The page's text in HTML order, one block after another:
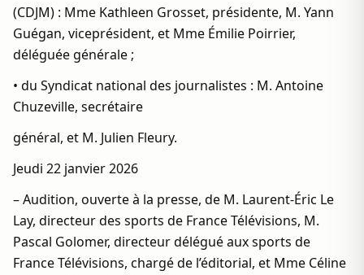
(CDJM) : Mme Kathleen Grosset, présidente, M. Yann
Guégan, viceprésident, et Mme Émilie Poirrier,
déléguée générale ;
• du Syndicat national des journalistes : M. Antoine
Chuzeville, secrétaire
général, et M. Julien Fleury.
Jeudi 22 janvier 2026
– Audition, ouverte à la presse, de M. Laurent-Éric Le
Lay, directeur des sports de France Télévisions, M.
Pascal Golomer, directeur délégué aux sports de
France Télévisions, chargé de l’éditorial, et Mme Céline